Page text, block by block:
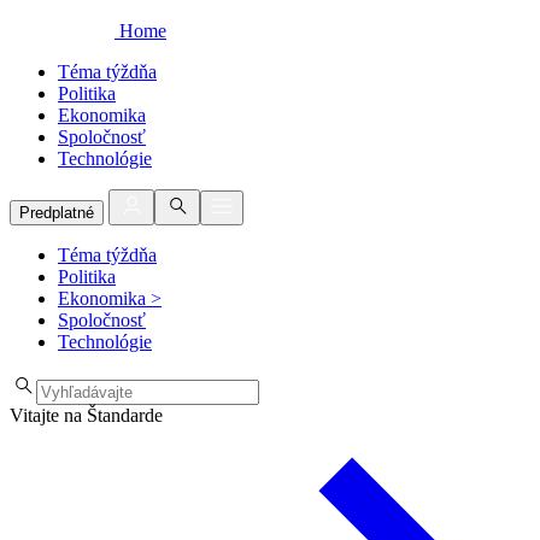
Home
Téma týždňa
Politika
Ekonomika
Spoločnosť
Technológie
Predplatné
Téma týždňa
Politika
Ekonomika >
Spoločnosť
Technológie
Vitajte na Štandarde